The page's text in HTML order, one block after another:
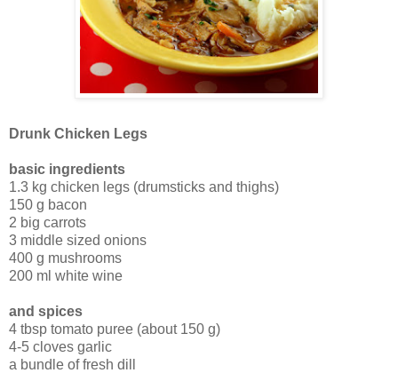
Drunk Chicken Legs
basic ingredients
1.3 kg chicken legs (drumsticks and thighs)
150 g bacon
2 big carrots
3 middle sized onions
400 g mushrooms
200 ml white wine
and spices
4 tbsp tomato puree (about 150 g)
4-5 cloves garlic
a bundle of fresh dill